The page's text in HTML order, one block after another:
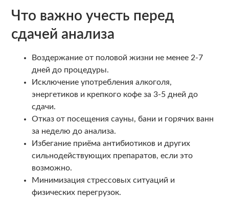
Что важно учесть перед
сдачей анализа
Воздержание от половой жизни не менее 2-7
дней до процедуры.
Исключение употребления алкоголя,
энергетиков и крепкого кофе за 3-5 дней до
сдачи.
Отказ от посещения сауны, бани и горячих ванн
за неделю до анализа.
Избегание приёма антибиотиков и других
сильнодействующих препаратов, если это
возможно.
Минимизация стрессовых ситуаций и
физических перегрузок.